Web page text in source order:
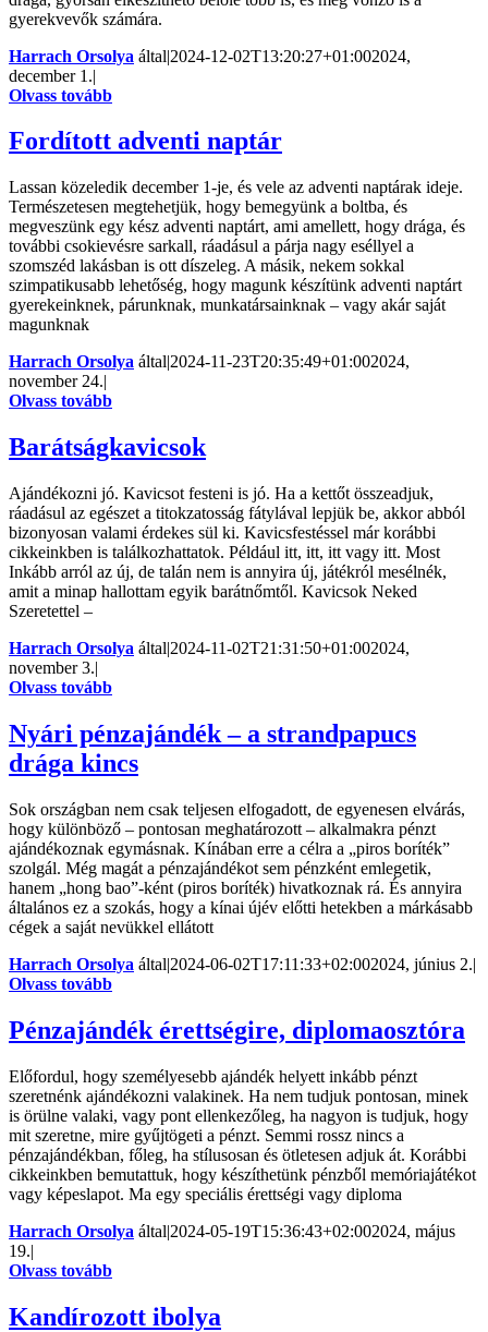
gyerekvevők számára.
Harrach Orsolya által|2024-12-02T13:20:27+01:002024,
december 1.|
Olvass tovább
Fordított adventi naptár
Lassan közeledik december 1-je, és vele az adventi naptárak ideje.
Természetesen megtehetjük, hogy bemegyünk a boltba, és
megveszünk egy kész adventi naptárt, ami amellett, hogy drága, és
további csokievésre sarkall, ráadásul a párja nagy eséllyel a
szomszéd lakásban is ott díszeleg. A másik, nekem sokkal
szimpatikusabb lehetőség, hogy magunk készítünk adventi naptárt
gyerekeinknek, párunknak, munkatársainknak – vagy akár saját
magunknak
Harrach Orsolya által|2024-11-23T20:35:49+01:002024,
november 24.|
Olvass tovább
Barátságkavicsok
Ajándékozni jó. Kavicsot festeni is jó. Ha a kettőt összeadjuk,
ráadásul az egészet a titokzatosság fátylával lepjük be, akkor abból
bizonyosan valami érdekes sül ki. Kavicsfestéssel már korábbi
cikkeinkben is találkozhattatok. Például itt, itt, itt vagy itt. Most
Inkább arról az új, de talán nem is annyira új, játékról mesélnék,
amit a minap hallottam egyik barátnőmtől. Kavicsok Neked
Szeretettel –
Harrach Orsolya által|2024-11-02T21:31:50+01:002024,
november 3.|
Olvass tovább
Nyári pénzajándék – a strandpapucs
drága kincs
Sok országban nem csak teljesen elfogadott, de egyenesen elvárás,
hogy különböző – pontosan meghatározott – alkalmakra pénzt
ajándékoznak egymásnak. Kínában erre a célra a „piros boríték”
szolgál. Még magát a pénzajándékot sem pénzként emlegetik,
hanem „hong bao”-ként (piros boríték) hivatkoznak rá. És annyira
általános ez a szokás, hogy a kínai újév előtti hetekben a márkásabb
cégek a saját nevükkel ellátott
Harrach Orsolya által|2024-06-02T17:11:33+02:002024, június 2.|
Olvass tovább
Pénzajándék érettségire, diplomaosztóra
Előfordul, hogy személyesebb ajándék helyett inkább pénzt
szeretnénk ajándékozni valakinek. Ha nem tudjuk pontosan, minek
is örülne valaki, vagy pont ellenkezőleg, ha nagyon is tudjuk, hogy
mit szeretne, mire gyűjtögeti a pénzt. Semmi rossz nincs a
pénzajándékban, főleg, ha stílusosan és ötletesen adjuk át. Korábbi
cikkeinkben bemutattuk, hogy készíthetünk pénzből memóriajátékot
vagy képeslapot. Ma egy speciális érettségi vagy diploma
Harrach Orsolya által|2024-05-19T15:36:43+02:002024, május
19.|
Olvass tovább
Kandírozott ibolya